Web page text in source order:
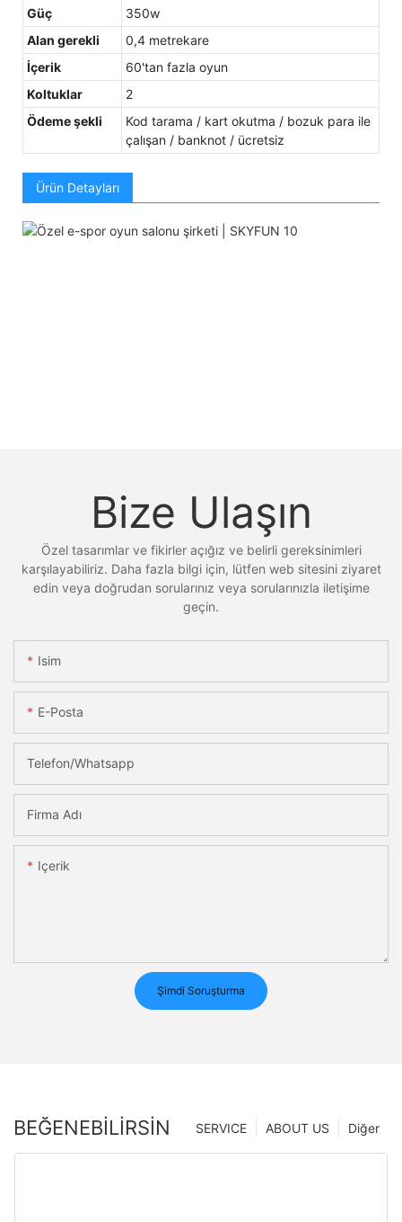
Güç
350w
Alan gerekli
0,4 metrekare
İçerik
60'tan fazla oyun
Koltuklar
2
Ödeme şekli
Kod tarama / kart okutma / bozuk para ile
çalışan / banknot / ücretsiz
Ürün Detayları
Bize Ulaşın
Özel tasarımlar ve fikirler açığız ve belirli gereksinimleri
karşılayabiliriz. Daha fazla bilgi için, lütfen web sitesini ziyaret
edin veya doğrudan sorularınız veya sorularınızla iletişime
geçin.
Isim
E-Posta
Telefon/whatsapp
Firma Adı
Içerik
Şimdi Soruşturma
BEĞENEBILIRSIN Diğer
ABOUT US
SERVICE